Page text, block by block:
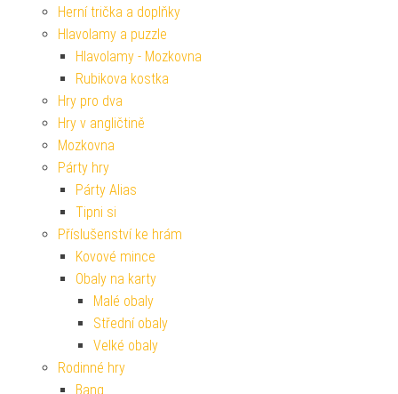
Herní trička a doplňky
Hlavolamy a puzzle
Hlavolamy - Mozkovna
Rubikova kostka
Hry pro dva
Hry v angličtině
Mozkovna
Párty hry
Párty Alias
Tipni si
Příslušenství ke hrám
Kovové mince
Obaly na karty
Malé obaly
Střední obaly
Velké obaly
Rodinné hry
Bang